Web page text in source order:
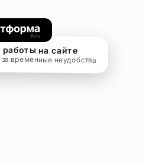
работы на сайте
временные неудобства